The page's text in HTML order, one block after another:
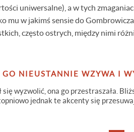
uniwersalne), a w tych
mu w jakimś sensie do
często ostrych, między nimi
GO NIEUSTANNIE WZYWA I
się wyzwolić, ona go przestraszała.
jednak te akcenty się